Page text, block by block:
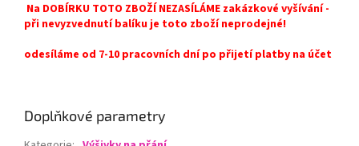
Na DOBÍRKU TOTO ZBOŽÍ NEZASÍLÁME zakázkové vyšívání -
při nevyzvednutí balíku je toto zboží neprodejné!
odesíláme od 7-10 pracovních dní po přijetí platby na účet
Doplňkové parametry